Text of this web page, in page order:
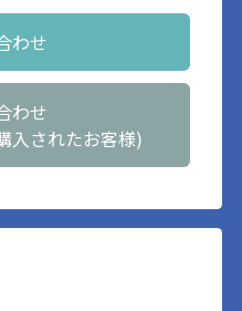
わせ
わせ
入されたお客様)